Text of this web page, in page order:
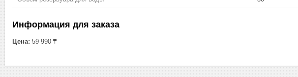
Информация для заказа
Цена: 59 990 ₸